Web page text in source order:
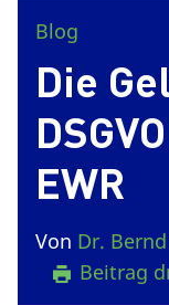
Blog
Die
EWR
Von Dr.
Beitrag